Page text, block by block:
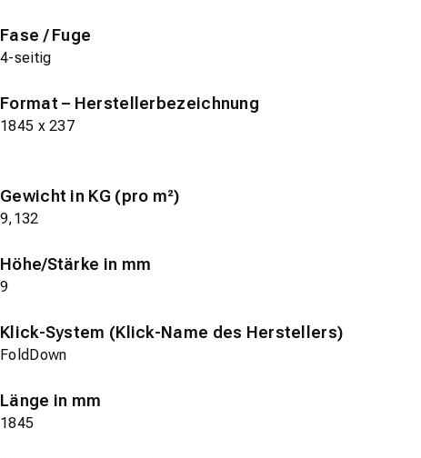
Fase / Fuge
4-seitig
Format – Herstellerbezeichnung
1845 x 237
Gewicht in KG (pro m²)
9,132
Höhe/Stärke in mm
9
Klick-System (Klick-Name des Herstellers)
FoldDown
Länge in mm
1845